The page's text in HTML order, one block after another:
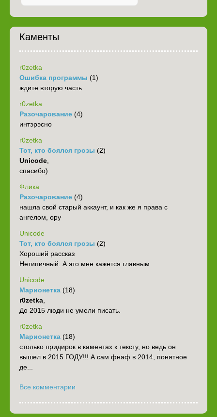
Каменты
r0zetka
Ошибка программы (1)
ждите вторую часть
r0zetka
Разочарование (4)
интэрэсно
r0zetka
Тот, кто боялся грозы (2)
Unicode
спасибо)
Флика
Разочарование (4)
нашла свой старый аккаунт, и как же я права с
ангелом, ору
Unicode
Тот, кто боялся грозы (2)
Хороший рассказ
Нетипичный. А это мне кажется главным
Unicode
Марионетка (18)
r0zetka
До 2015 люди не умели писать.
r0zetka
Марионетка (18)
столько придирок в каментах к тексту, но ведь он
вышел в 2015 ГОДУ!!! А сам фнаф в 2014, понятное
де...
Все комментарии